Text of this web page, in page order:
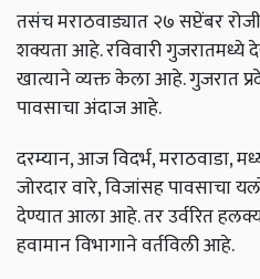
तसंच मराठवाड्यात २७ सप्टेंबर
शक्यता आहे. रविवारी गुजरातमध्ये
खात्याने व्यक्त केला आहे. गुजरात
पावसाचा अंदाज आहे.
दरम्यान, आज विदर्भ, मराठवाडा,
जोरदार वारे, विजांसह पावसाचा
देण्यात आला आहे. तर उर्वरित
हवामान विभागाने वर्तविली आहे.